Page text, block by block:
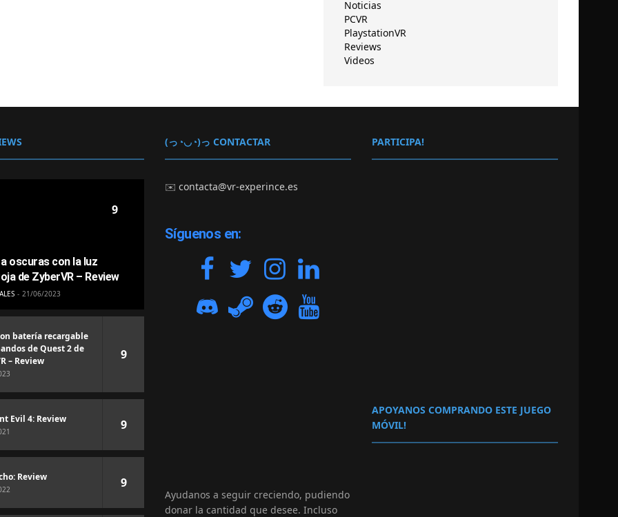
Noticias
PCVR
PlaystationVR
Reviews
Videos
9
oscuras con la luz
de ZyberVR – Review
21/06/2023
batería recargable
de Quest 2 de
– Review
9
Evil 4: Review 9
Review 9
(っ◔◡◔)っ CONTACTAR
✉️contacta@vr-experince.es
Síguenos en:
Ayudanos a seguir creciendo, pudiendo
donar la cantidad que desee. Incluso
PARTICIPA!
APOYANOS COMPRANDO ESTE JUEGO
MÓVIL!